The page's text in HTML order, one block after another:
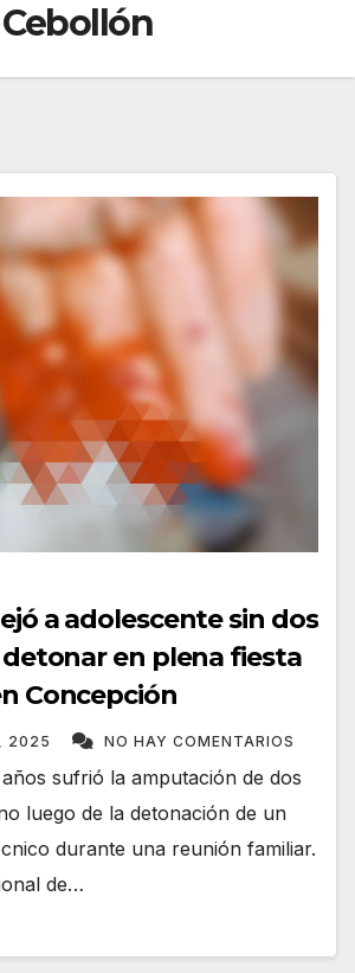
Cebollón
a adolescente sin dos
en plena fiesta
Concepción
2025 NO HAY COMENTARIOS
sufrió la amputación de dos
luego de la detonación de un
durante una reunión familiar.
de…